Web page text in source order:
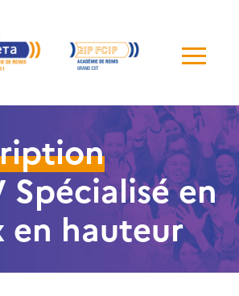
de
Spécialisé en
en hauteur